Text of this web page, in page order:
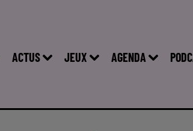
ACTUS JEUX AGENDA